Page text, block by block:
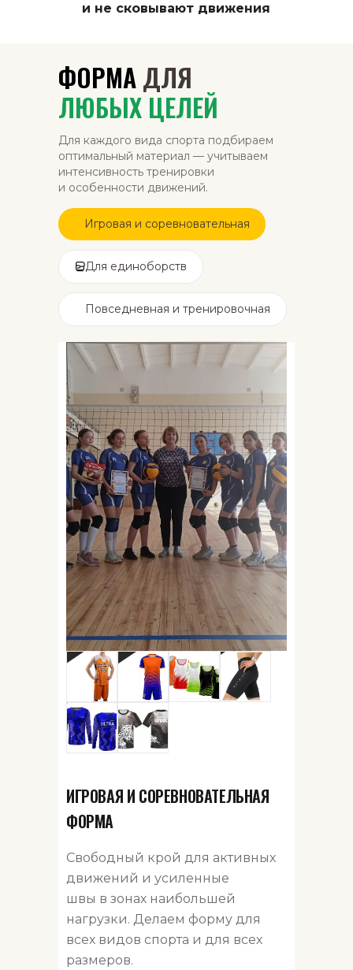
и не сковывают движения
ИГРОВАЯ И СОРЕВНОВАТЕЛЬНАЯ
ФОРМА
Свободный крой для активных
движений и усиленные
швы в зонах наибольшей
нагрузки. Делаем форму для
всех видов спорта и для всех
размеров.
Игровая и соревновательная
Для единоборств
Повседневная и тренировочная
ФОРМАДЛЯ
ЛЮБЫХ ЦЕЛЕЙ
Для каждого вида спорта подбираем
оптимальный материал — учитываем
интенсивность тренировки
и особенности движений.